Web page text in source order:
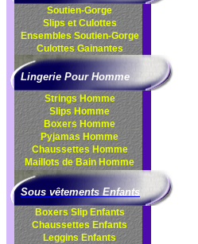
Soutien-Gorge
Slips et Culottes
EnsemblesSoutien-Gorge
CulottesGainantes
Lingerie Pour Homme
Strings Homme
Slips Homme
Boxers Homme
Pyjamas Homme
Chaussettes Homme
Maillots de Bain Homme
Sous vêtements Enfants
Boxers Slip Enfants
Chaussettes Enfants
Leggins Enfants